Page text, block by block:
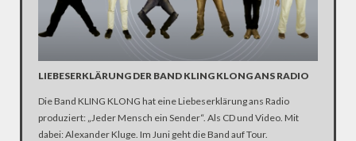
LIEBESERKLÄRUNG DER BAND KLING KLONG ANS RADIO
Die Band KLING KLONG hat eine Liebeserklärung ans Radio
produziert: „Jeder Mensch ein Sender“. Als CD und Video. Mit
dabei: Alexander Kluge. Im Juni geht die Band auf Tour.